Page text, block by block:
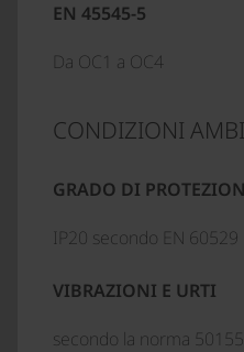
EN 45545-5
Da OC1 a OC4
CONDIZIONI
GRADO DI
IP20 secondo EN 60529
VIBRAZIONI E URTI
secondo la norma 50155